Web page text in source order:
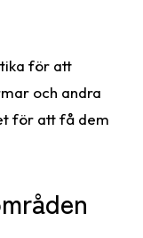
för att
och andra
för att få dem